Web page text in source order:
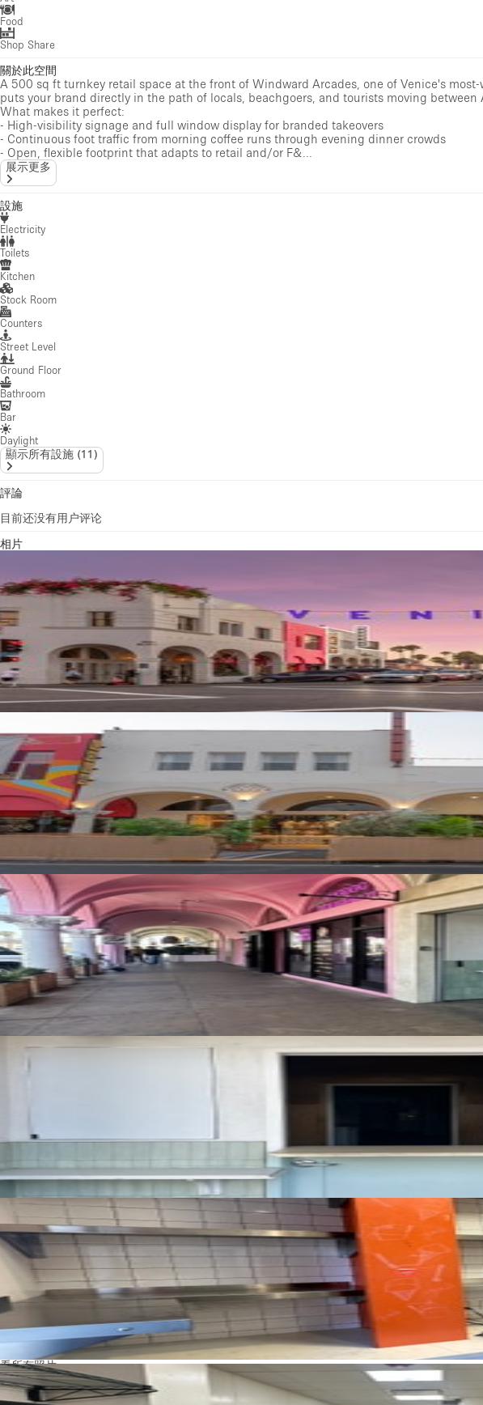
Food
Shop Share
關於此空間
A 500 sq ft turnkey retail space at the front of Windward Arcades, one of Venice's
puts your brand directly in the path of locals, beachgoers, and tourists moving between
What makes it perfect:
- High-visibility signage and full window display for branded takeovers
- Continuous foot traffic from morning coffee runs through evening dinner crowds
- Open, flexible footprint that adapts to retail and/or F&...
展示更多
設施
Electricity
Toilets
Kitchen
Stock Room
Counters
Street Level
Ground Floor
Bathroom
Bar
Daylight
顯示所有設施 (11)
評論
目前还没有用户评论
相片
看所有照片